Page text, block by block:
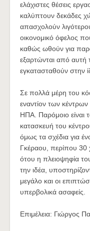
ελάχιστες θέσεις
καλύπτουν δεκάδες
απασχολούν
οικονομικό όφελος
καθώς ωθούν για
εξαρτώνται από
εγκατασταθούν στην
Σε πολλά μέρη του
εναντίον των
ΗΠΑ. Παρόμοιο είναι
κατασκευή του
όμως τα σχέδια για
Γκέραου, περίπου 30
ότου η πλειοψηφία
την ιδέα,
μεγάλο και οι
υπερβολικά ασαφείς.
Επιμέλεια: Γιώργος